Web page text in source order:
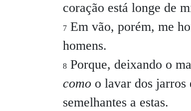
coração está longe de
7 Em vão, porém, me
homens.
8 Porque, deixando o
como o lavar dos jarros
semelhantes a estas.